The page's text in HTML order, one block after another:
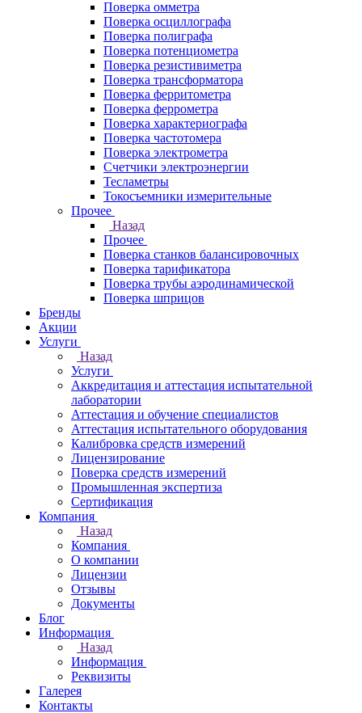
Поверка омметра
Поверка осциллографа
Поверка полиграфа
Поверка потенциометра
Поверка резистивиметра
Поверка трансформатора
Поверка ферритометра
Поверка феррометра
Поверка характериографа
Поверка частотомера
Поверка электрометра
Счетчики электроэнергии
Тесламетры
Токосъемники измерительные
Прочее
Назад
Прочее
Поверка станков балансировочных
Поверка тарификатора
Поверка трубы аэродинамической
Поверка шприцов
Бренды
Акции
Услуги
Назад
Услуги
Аккредитация и аттестация испытательной
лаборатории
Аттестация и обучение специалистов
Аттестация испытательного оборудования
Калибровка средств измерений
Лицензирование
Поверка средств измерений
Промышленная экспертиза
Сертификация
Компания
Назад
Компания
О компании
Лицензии
Отзывы
Документы
Блог
Информация
Назад
Информация
Реквизиты
Галерея
Контакты